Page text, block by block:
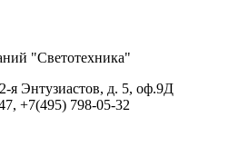
"Светотехника"
я Энтузиастов, д. 5, оф.9Д
+7(495) 798-05-32